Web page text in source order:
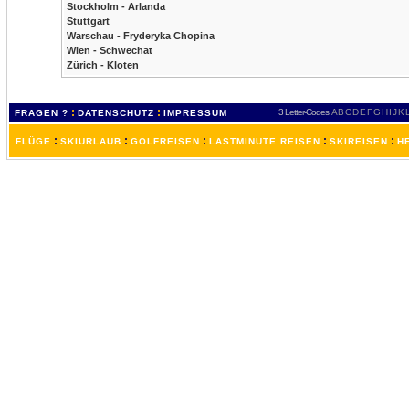
Stockholm - Arlanda
Stuttgart
Warschau - Fryderyka Chopina
Wien - Schwechat
Zürich - Kloten
FRAGEN ? : DATENSCHUTZ : IMPRESSUM 3 Letter-Codes ABCDEFGH IJKL
FLÜGE : SKIURLAUB : GOLFREISEN : LASTMINUTE REISEN : SKIREISEN :